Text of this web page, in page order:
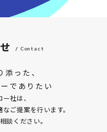
/ Contact
添った、
でありたい
社は、
ご提案を行います。
談ください。